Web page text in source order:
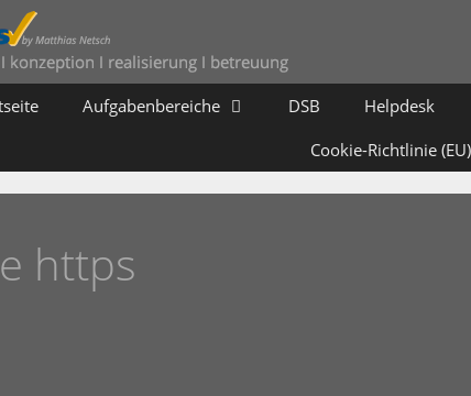
Aufgabenbereiche DSB Helpdesk
Cookie-Richtlinie (EU)
https